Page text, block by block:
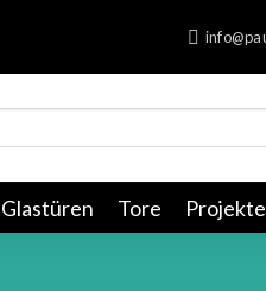
Glastüren Tore Projekte